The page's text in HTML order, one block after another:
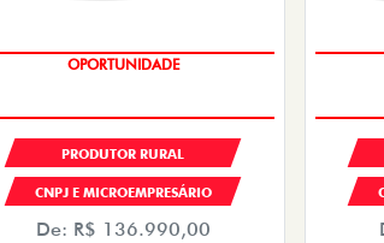
OPORTUNIDADE
PRODUTOR RURAL
CNPJ E MICROEMPRESÁRIO
De: R$ 136.990,00